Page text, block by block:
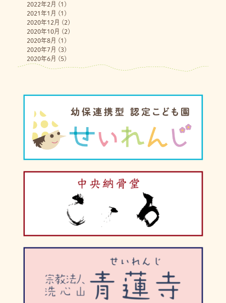
2022年2月 (1)
2021年1月 (1)
2020年12月 (2)
2020年10月 (2)
2020年8月 (1)
2020年7月 (3)
2020年6月 (5)